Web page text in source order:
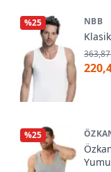
%25 NBB
%25